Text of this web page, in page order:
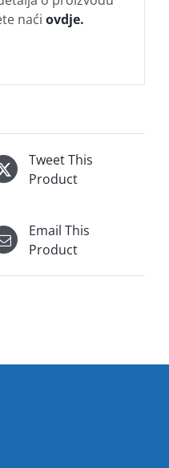
naći ovdje.
Tweet This
Product
Email This
Product